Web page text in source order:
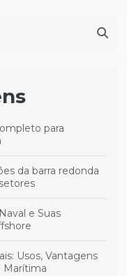
para
da barra redonda
e Suas
Usos, Vantagens
Marítima